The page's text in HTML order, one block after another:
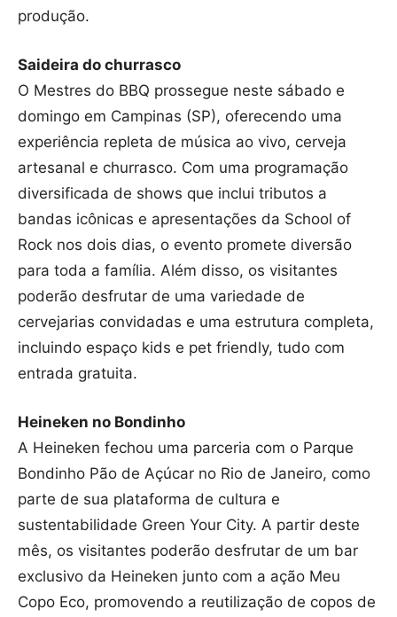
produção.
Saideira do churrasco
O Mestres do BBQ prossegue neste sábado e
domingo em Campinas (SP), oferecendo uma
experiência repleta de música ao vivo, cerveja
artesanal e churrasco. Com uma programação
diversificada de shows que inclui tributos a
bandas icônicas e apresentações da School of
Rock nos dois dias, o evento promete diversão
para toda a família. Além disso, os visitantes
poderão desfrutar de uma variedade de
cervejarias convidadas e uma estrutura completa,
incluindo espaço kids e pet friendly, tudo com
entrada gratuita.
Heineken no Bondinho
A Heineken fechou uma parceria com o Parque
Bondinho Pão de Açúcar no Rio de Janeiro, como
parte de sua plataforma de cultura e
sustentabilidade Green Your City. A partir deste
mês, os visitantes poderão desfrutar de um bar
exclusivo da Heineken junto com a ação Meu
Copo Eco, promovendo a reutilização de copos de